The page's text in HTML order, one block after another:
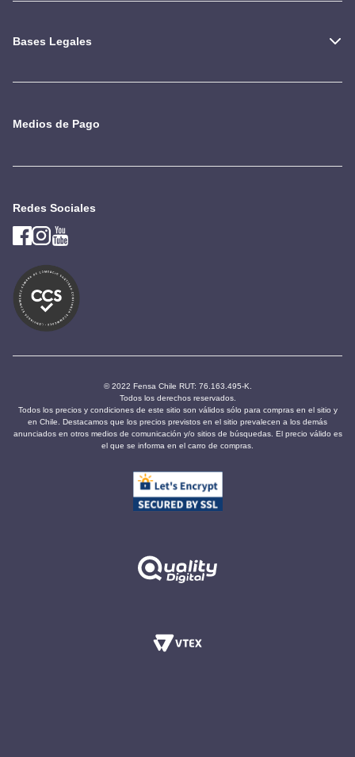
Bases Legales
Medios de Pago
Redes Sociales
© 2022 Fensa Chile RUT: 76.163.495-K.
Todos los derechos reservados.
Todos los precios y condiciones de este sitio son válidos sólo para compras en el sitio y
en Chile. Destacamos que los precios previstos en el sitio prevalecen a los demás
anunciados en otros medios de comunicación y/o sitios de búsquedas. El precio válido es
el que se informa en el carro de compras.